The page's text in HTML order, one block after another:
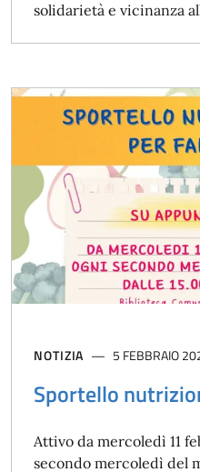
solidarietà e vicinanza
NOTIZIA 5 FEBBRAIO
Sportello
Attivo da mercoledì 11
secondo mercoledì del